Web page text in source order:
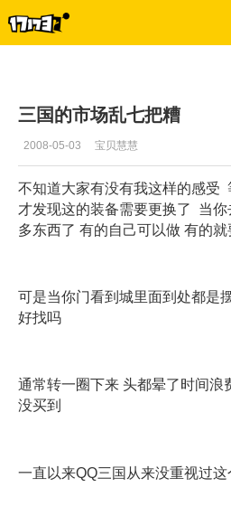
三国的市场乱七把糟
2008-05-03 宝贝慧慧
不知道大家有没有我这样的感受
才发现这的装备需要更换了 当
多东西了 有的自己可以做 有的就
可是当你门看到城里面到处都是
好找吗
通常转一圈下来 头都晕了时间
没买到
一直以来QQ三国从来没重视过这